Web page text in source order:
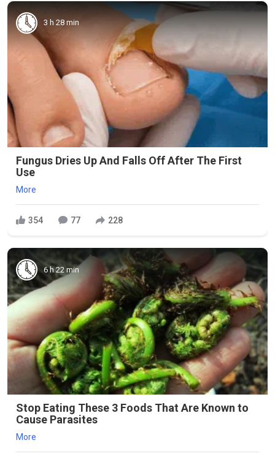
3 h 28 min
Fungus Dries Up And Falls Off After The First
Use
More
354 77 228
6 h 22 min
Stop Eating These 3 Foods That Are Known to
Cause Parasites
More